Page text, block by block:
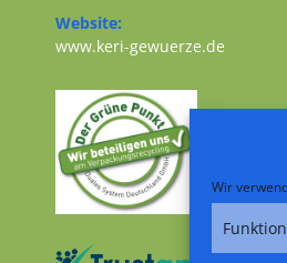
Wir
Website:
www.keri-gewuerze.de